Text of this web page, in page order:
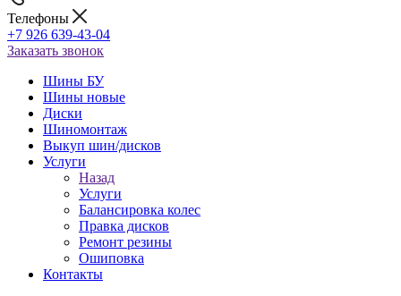
Телефоны
+7 926 639-43-04
Заказать звонок
Шины БУ
Шины новые
Диски
Шиномонтаж
Выкуп шин/дисков
Услуги
Назад
Услуги
Балансировка колес
Правка дисков
Ремонт резины
Ошиповка
Контакты